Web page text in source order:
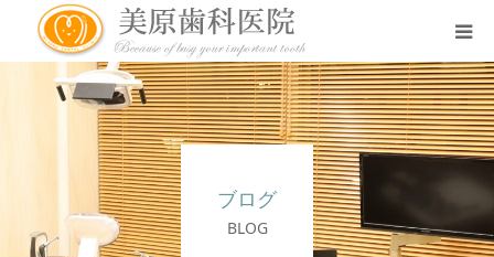
ブログ
BLOG
医院のコンセプト
診療案内
治療案内